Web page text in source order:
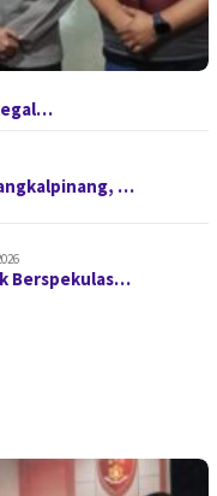
…
Berspekulas…